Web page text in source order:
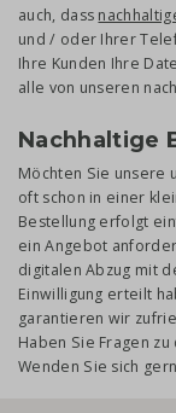
auch, dass
und / oder Ihrer
Ihre Kunden Ihre
alle von unseren
Nachhaltige
Möchten Sie unsere
oft schon in einer
Bestellung erfolgt
ein Angebot
digitalen Abzug mit
Einwilligung erteilt
garantieren wir
Haben Sie Fragen
Wenden Sie sich